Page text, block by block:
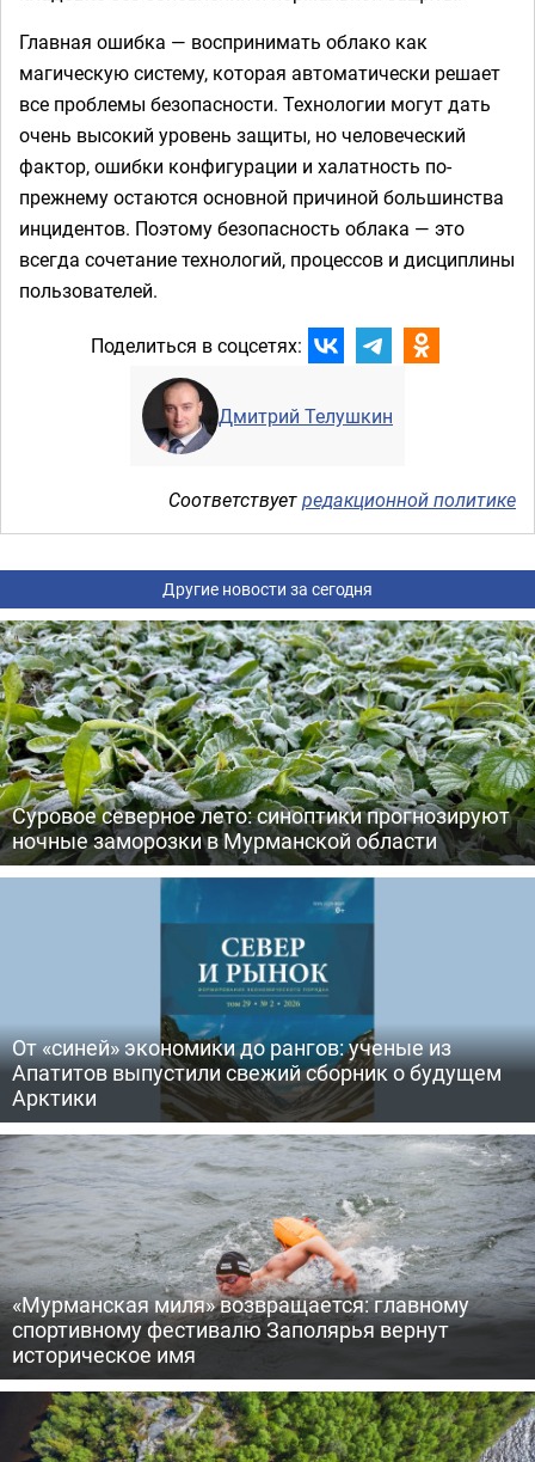
Главная ошибка — воспринимать облако как
магическую систему, которая автоматически решает
все проблемы безопасности. Технологии могут дать
очень высокий уровень защиты, но человеческий
фактор, ошибки конфигурации и халатность по-
прежнему остаются основной причиной большинства
инцидентов. Поэтому безопасность облака — это
всегда сочетание технологий, процессов и дисциплины
пользователей.
Поделиться в соцсетях:
Дмитрий Телушкин
Соответствуетредакционной политике
Другие новости за сегодня
Суровое северное лето: синоптики прогнозируют
ночные заморозки в Мурманской области
От «синей» экономики до рангов: ученые из
Апатитов выпустили свежий сборник о будущем
Арктики
«Мурманская миля» возвращается: главному
спортивному фестивалю Заполярья вернут
историческое имя